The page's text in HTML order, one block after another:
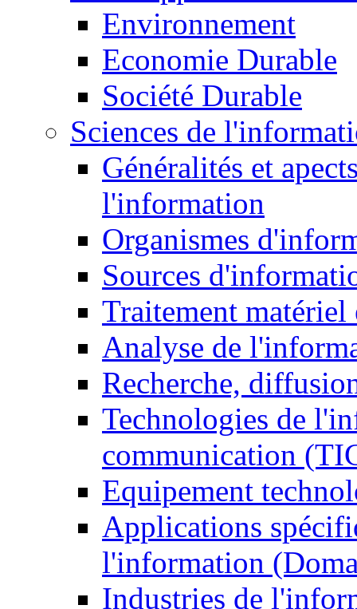
Environnement
Economie Durable
Société Durable
Sciences de
Généralités et
l'information
Organismes
Sources
Traitement matériel
Analyse de
Recherche,
Technologies de
communication
Equipement
Applications
l'information
Industries de